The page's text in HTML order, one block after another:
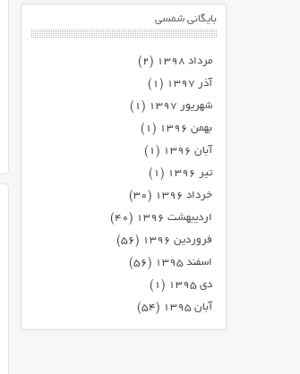
بایگانی شمسی
مرداد ۱۳۹۸
(۲)
آذر ۱۳۹۷
(۱)
شهریور ۱۳۹۷
(۱)
بهمن ۱۳۹۶
(۱)
آبان ۱۳۹۶
(۱)
تیر ۱۳۹۶
(۱)
خرداد ۱۳۹۶
(۳۰)
اردیبهشت ۱۳۹۶
(۴۰)
فروردین ۱۳۹۶
(۵۶)
اسفند ۱۳۹۵
(۵۶)
دی ۱۳۹۵
(۱)
آبان ۱۳۹۵
(۵۴)